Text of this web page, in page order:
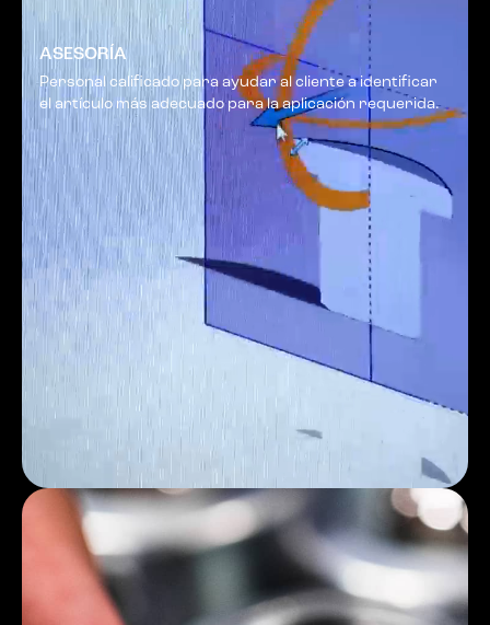
ASESORÍA
Personal calificado para ayudar al cliente a identificar
el artículo más adecuado para la aplicación requerida.